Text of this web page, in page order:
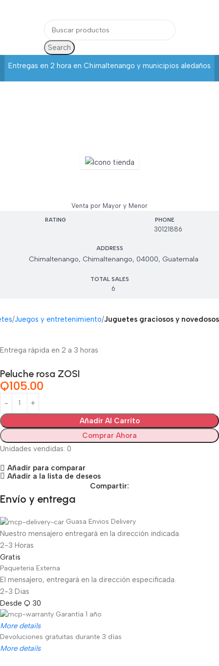
Search
Entregas en 2 hora en Chimaltenango y municipios aledaños
Venta por Mayor y Menor
RATING PHONE
30121886
ADDRESS
Chimaltenango, Chimaltenango, 04000, Guatemala
TOTAL SALES
6
Juegos y entretenimiento Juguetes graciosos y novedosos
Entrega rápida en 2 a 3 horas
Peluche rosa ZOSI
Q105.00
Añadir Al Carrito
Comprar Ahora
Unidades vendidas: 0
Añadir para comparar
Añadir a la lista de deseos
Compartir:
Envío y entrega
Guasa Envios Delivery
Nuestro mensajero entregará en la dirección indicada.
2-3 Horas
Gratis
Paqueteria Externa
El mensajero, entregará en la dirección especificada.
2-3 Dias
Desde Q 30
Garantía 1 año
More details
Devoluciones gratuitas durante 3 días
More details